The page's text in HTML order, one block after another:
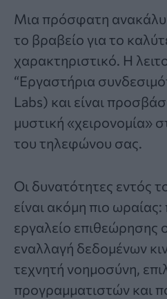
Μια πρόσφατη
το βραβείο για το
χαρακτηριστικό. Η
“Εργαστήρια
Labs) και είναι
μυστική «χειρονομία»
του τηλεφώνου σας.
Οι δυνατότητες εντός
είναι ακόμη πιο
εργαλείο επιθεώρησης
εναλλαγή δεδομένων
τεχνητή νοημοσύνη,
προγραμματιστών και